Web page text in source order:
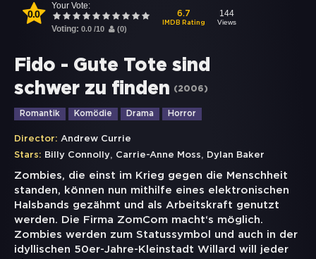
0.0
Your Vote:
Voting: 0.0 /10 (0)
6.7
IMDB Rating
144
Views
Fido - Gute Tote sind
schwer zu finden
(2006)
Romantik Komödie Drama Horror
Director: Andrew Currie
Stars: Billy Connolly, Carrie-Anne Moss, Dylan Baker
Zombies, die einst im Krieg gegen die Menschheit
standen, können nun mithilfe eines elektronischen
Halsbands gezähmt und als Arbeitskraft genutzt
werden. Die Firma ZomCom macht‘s möglich.
Zombies werden zum Statussymbol und auch in der
idyllischen 50er-Jahre-Kleinstadt Willard will jeder